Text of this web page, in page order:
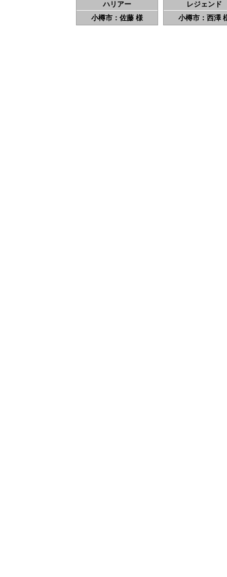
ハリアー
小樽市：佐藤 様
レジェンド
小樽市：西澤